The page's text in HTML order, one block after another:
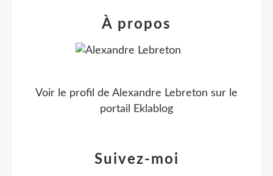
Suivez-moi
À propos
Voir le profil de Alexandre Lebreton sur le
portail Eklablog